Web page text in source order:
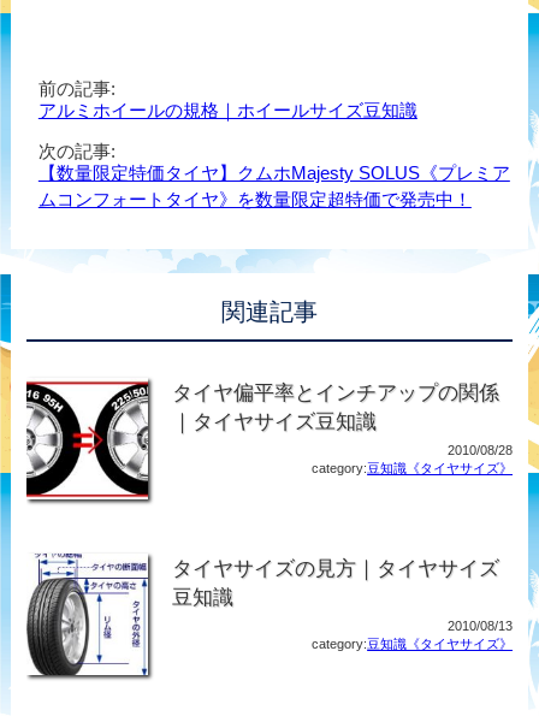
前の記事:
アルミホイールの規格｜ホイールサイズ豆知識
次の記事:
【数量限定特価タイヤ】クムホMajesty SOLUS《プレミア
ムコンフォートタイヤ》を数量限定超特価で発売中！
関連記事
タイヤ偏平率とインチアップの関係
｜タイヤサイズ豆知識
2010/08/28
category:豆知識《タイヤサイズ》
タイヤサイズの見方｜タイヤサイズ
豆知識
2010/08/13
category:豆知識《タイヤサイズ》